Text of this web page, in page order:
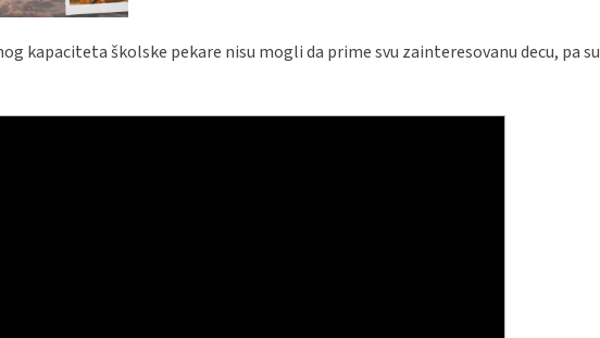
kapaciteta školske pekare nisu mogli da prime svu zainteresovanu decu, pa su